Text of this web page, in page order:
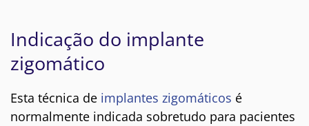
Indicação do implante
zigomático
Esta técnica de implantes zigomáticos é
normalmente indicada sobretudo para pacientes